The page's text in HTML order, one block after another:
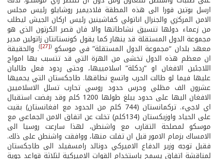
ارسل بوتين فورا الى هذه المطقة فلاديمير روشايلو رئيس مجلس
الامن المركزي والجنرال اناتولي كفاشينين رئيس اركان الجيش ليطلب
من زعماء دولها تنسيق نشاطاتها والا فان قصر الكرتون الذي هو
مجموعة الدول المستقلة قد ينهار كما يقول كونستانتان زاتولين مدير
معهد بلدان “مجموعة الدول المستقلة” في موسكو(
[27]
). والحقيقة
ان معظم هذه الدول تخشى من الهزة التي قد تتسبب بها امواج
اللاجئين الافغان او “ردكلة” اسلامييها، وحتى ردود فعل طالبان
عليها فيما لو طالت الحرب واتسع نطاقها. طاجكستان التي يحميها
عشرون الف مظلي وحرس حدود روسي تحارب تسلل الاسلاميين
الافغان اليها على حدود يبلغ طولها 1200 كلم وقد رفضت استقبال
اي لاجيء. تركمانستان (744 كلم من الحدود مع افغانستان) بقيت
على الحياد واوزبكستان (134كلم) تخلت عن اتفاق الامن الجماعي مع
موسكو لمصلحة التقارب مع واشنطن، لهذا سارعت روسيا الى
الامساك بزمام الامور قبل ان تفلت منها، ووافقت واشنطن على ذلك.
فقبل توجه وزير الدفاع الاميركي دونالد رامسفيلد الى طاجكستان
لمناقشة اتفاق يسمح باستخدام القوات الاميركية لثلاثة قواعد جوية